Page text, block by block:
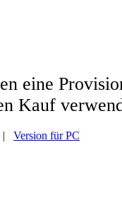
eine
Kauf
| Version für PC